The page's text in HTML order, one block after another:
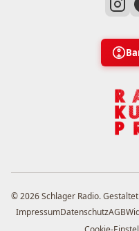
© 2026 Schlager Radio.
ImpressumDatenschutzAGB